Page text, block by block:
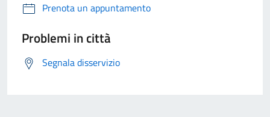
Prenota un appuntamento
Problemi in città
Segnala disservizio